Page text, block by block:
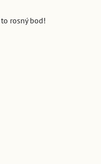
rosný bod!